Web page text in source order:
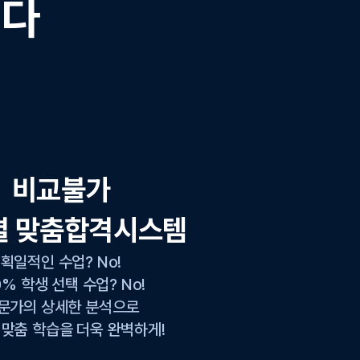
비교불가
맞춤합격시스템
획일적인 수업? No!
학생 선택 수업? No!
가의 상세한 분석으로
춤 학습을 더욱 완벽하게!